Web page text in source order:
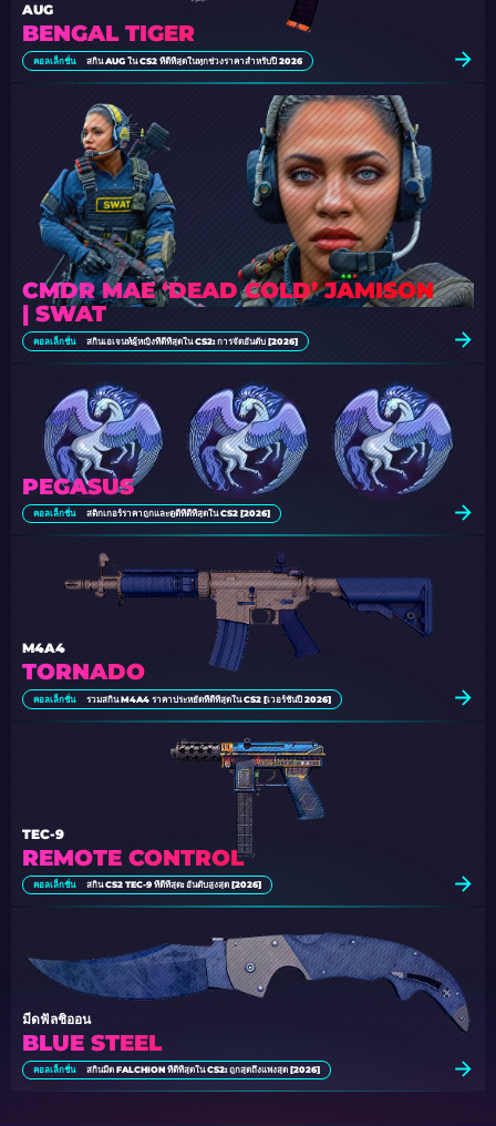
BENGAL TIGER
AUG
คอลเล็กชั่น สกิน AUG ใน CS2 ที่ดีที่สุดในทุกช่วงราคาสําหรับปี 2026
CMDR MAE ‘DEAD COLD’ JAMISON
| SWAT
คอลเล็กชั่น สกินเอเจนท์ผู้หญิงที่ดีที่สุดใน CS2: การจัดอันดับ [2026]
PEGASUS
คอลเล็กชั่น สติกเกอร์ราคาถูกและดูดีที่ดีที่สุดใน CS2 [2026]
TORNADO
M4A4
คอลเล็กชั่น รวมสกิน M4A4 ราคาประหยัดที่ดีที่สุดใน CS2 [เวอร์ชันปี 2026]
REMOTE CONTROL
TEC-9
คอลเล็กชั่น สกิน CS2 TEC-9 ที่ดีที่สุด: อันดับสูงสุด [2026]
BLUE STEEL
มีดฟัลชิออน
คอลเล็กชั่น สกินมีด FALCHION ที่ดีที่สุดใน CS2: ถูกสุดถึงแพงสุด [2026]